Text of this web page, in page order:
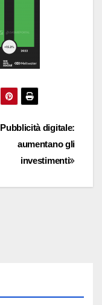
Pubblicità digitale:
aumentano gli
investimenti